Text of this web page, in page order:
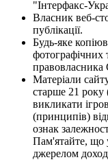
"Інтерфакс-
Власник веб-
публікації.
Будь-яке
фотографічних
правовласника
Матеріали
старше 21 року
викликати
(принципів)
ознак
Пам'ятайте, що
джерелом